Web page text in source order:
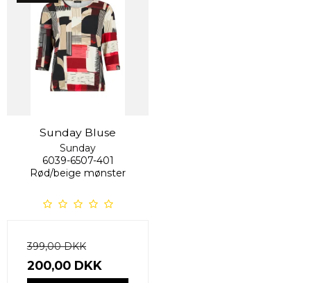
Sunday Bluse
Sunday
6039-6507-401
Rød/beige mønster
399,00 DKK
200,00 DKK